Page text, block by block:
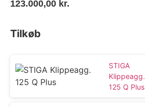
123.000,00 kr.
Tilkøb
STIGA
Klippeagg.
125 Q Plus